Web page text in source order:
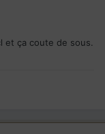
et ça coute de sous.